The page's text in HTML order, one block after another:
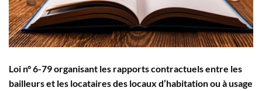
Loi n° 6-79 organisant les rapports contractuels entre les
bailleurs et les locataires des locaux d’habitation ou à usage